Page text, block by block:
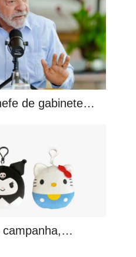
de gabinete…
campanha,…